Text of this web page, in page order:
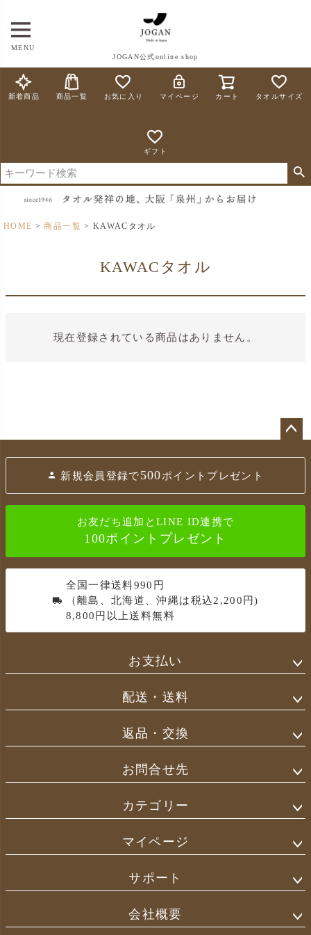
MENU
JOGAN公式online shop
新着商品 商品一覧 お気に入り マイページ カート タオルサイズ
ギフト
HOME 商品一覧 KAWACタオル
KAWACタオル
現在登録されている商品はありません。
ト
新規会員登録で500ポイントプレゼント
お友だち追加とLINE ID連携で
100ポイントプレゼント
全国一律送料990円
（離島、北海道、沖縄は税込2,200円)
8,800円以上送料無料
お支払い
配送・送料
返品・交換
お問合せ先
カテゴリー
マイページ
サポート
会社概要